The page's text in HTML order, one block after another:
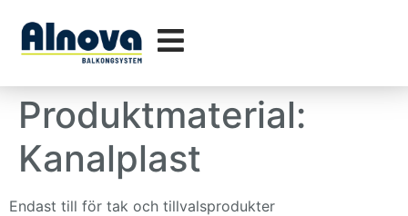
Produktmaterial:
Kanalplast
Endast till för tak och tillvalsprodukter